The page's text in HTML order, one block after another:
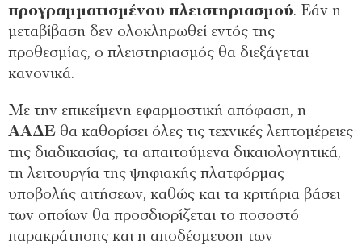
προγραμματισμένου πλειστηριασμού. Εάν η
μεταβίβαση δεν ολοκληρωθεί εντός της
προθεσμίας, ο πλειστηριασμός θα διεξάγεται
κανονικά.
Με την επικείμενη εφαρμοστική απόφαση, η
ΑΑΔΕ θα καθορίσει όλες τις τεχνικές λεπτομέρειες
της διαδικασίας, τα απαιτούμενα δικαιολογητικά,
τη λειτουργία της ψηφιακής πλατφόρμας
υποβολής αιτήσεων, καθώς και τα κριτήρια βάσει
των οποίων θα προσδιορίζεται το ποσοστό
παρακράτησης και η αποδέσμευση των